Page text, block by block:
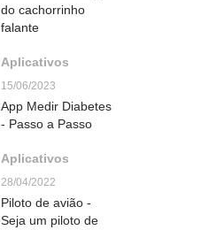
do cachorrinho
falante
Aplicativos
15/06/2023
App Medir Diabetes
- Passo a Passo
Aplicativos
28/04/2022
Piloto de avião -
Seja um piloto de